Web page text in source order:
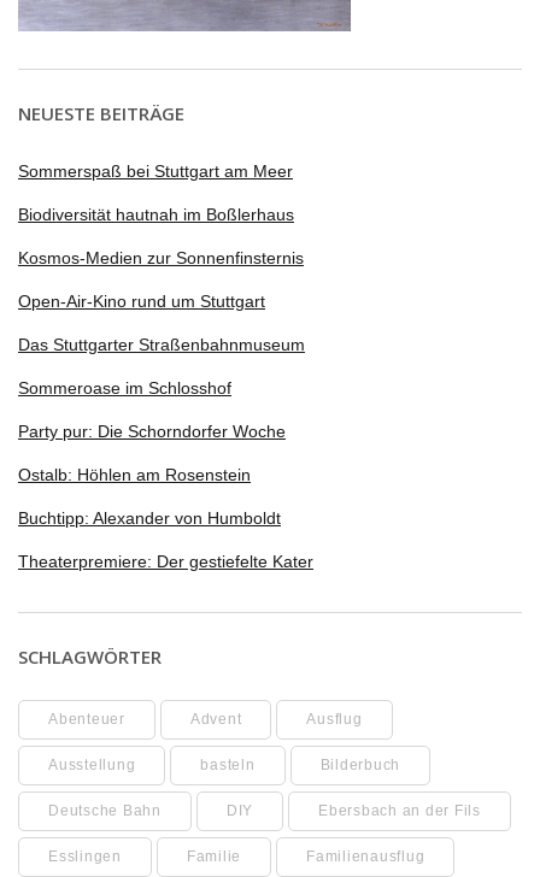
NEUESTE BEITRÄGE
Sommerspaß bei Stuttgart am Meer
Biodiversität hautnah im Boßlerhaus
Kosmos-Medien zur Sonnenfinsternis
Open-Air-Kino rund um Stuttgart
Das Stuttgarter Straßenbahnmuseum
Sommeroase im Schlosshof
Party pur: Die Schorndorfer Woche
Ostalb: Höhlen am Rosenstein
Buchtipp: Alexander von Humboldt
Theaterpremiere: Der gestiefelte Kater
SCHLAGWÖRTER
Abenteuer Advent Ausflug
Ausstellung basteln Bilderbuch
Deutsche Bahn DIY Ebersbach an der Fils
Esslingen Familie Familienausflug